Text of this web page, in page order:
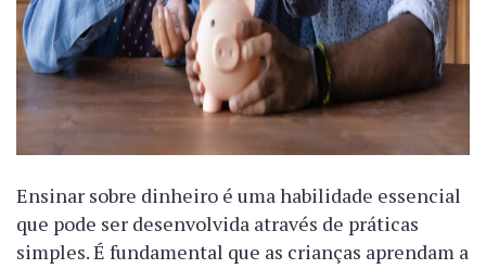
Ensinar sobre dinheiro é uma habilidade essencial
que pode ser desenvolvida através de práticas
simples. É fundamental que as crianças aprendam a